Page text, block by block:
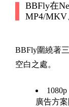
BBFly在
MP4/
BBFly圍繞著
空白之處。
廣告方